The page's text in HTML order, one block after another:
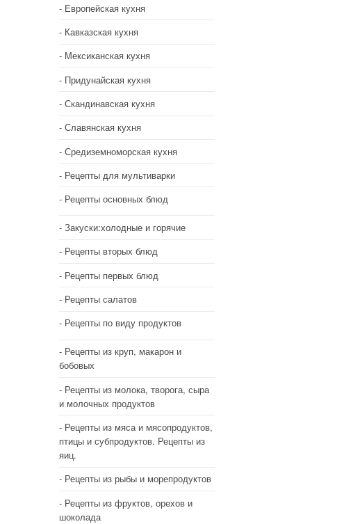
Европейская кухня
Кавказская кухня
Мексиканская кухня
Придунайская кухня
Скандинавская кухня
Славянская кухня
Средиземноморская кухня
Рецепты для мультиварки
Рецепты основных блюд
Закуски:холодные и горячие
Рецепты вторых блюд
Рецепты первых блюд
Рецепты салатов
Рецепты по виду продуктов
Рецепты из круп, макарон и
бобовых
Рецепты из молока, творога, сыра
и молочных продуктов
Рецепты из мяса и мясопродуктов,
птицы и субпродуктов. Рецепты из
яиц.
Рецепты из рыбы и морепродуктов
Рецепты из фруктов, орехов и
шоколада